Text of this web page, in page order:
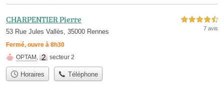
CHARPENTIER Pierre
53 Rue Jules Vallès, 35000 Rennes
Fermé, ouvre à 8h30
4,5 étoiles sur 5
7 avis
OPTAM , secteur 2
Horaires Téléphone